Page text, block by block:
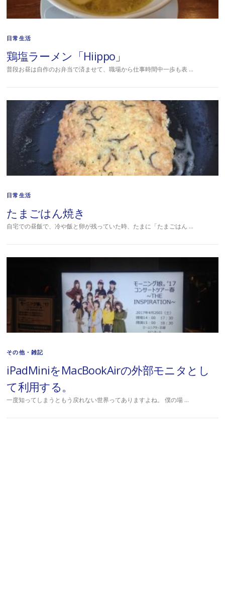
日常生活
鶏塩ラーメン「Hiippo」
普段お昼は自作のお弁当で済ませて、職場から仕事時間中一歩も表 …
日常生活
たまごはん焼き
自宅での昼飯で、冷や飯と卵が残っていた時、たまに「たまごはん …
その他・雑記
iPadMiniをMacBookAirの外部モニタとし
て利用する。
一度知ってしまうともう戻れない世界ってありますよね。 僕の場 …